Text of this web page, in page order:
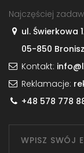
Najczęściej
ul. Świerkowa
05-850
Kontakt:
Reklamacje:
+48 578 778